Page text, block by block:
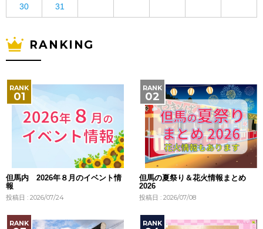
30 31
RANKING
但馬内 2026年８月のイベント情
報
投稿日 : 2026/07/24
但馬の夏祭り＆花火情報まとめ
2026
投稿日 : 2026/07/08